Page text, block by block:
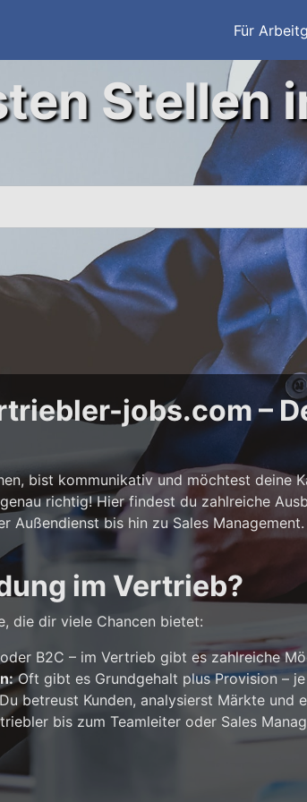
Für
Stellen
jobs.com –
bist kommunikativ und möchtest deine
genau richtig! Hier findest du zahlreiche
Außendienst bis hin zu Sales
im Vertrieb?
die dir viele Chancen bietet:
B2C – im Vertrieb gibt es zahlreiche
Oft gibt es Grundgehalt plus Provision –
betreust Kunden, analysierst Märkte und
bis zum Teamleiter oder Sales